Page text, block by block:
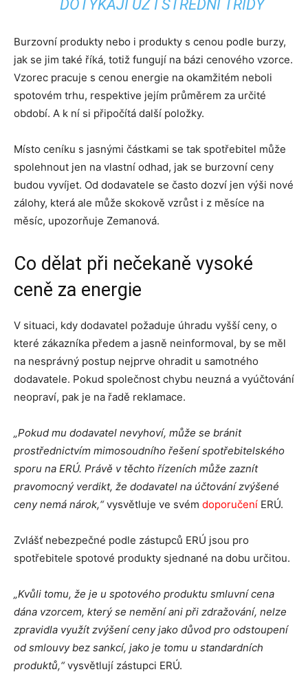
DOTÝKAJÍ UŽ I STŘEDNÍ TŘÍDY
Burzovní produkty nebo i produkty s cenou podle burzy,
jak se jim také říká, totiž fungují na bázi cenového vzorce.
Vzorec pracuje s cenou energie na okamžitém neboli
spotovém trhu, respektive jejím průměrem za určité
období. A k ní si připočítá další položky.
Místo ceníku s jasnými částkami se tak spotřebitel může
spolehnout jen na vlastní odhad, jak se burzovní ceny
budou vyvíjet. Od dodavatele se často dozví jen výši nové
zálohy, která ale může skokově vzrůst i z měsíce na
měsíc, upozorňuje Zemanová.
Co dělat při nečekaně vysoké
ceně za energie
V situaci, kdy dodavatel požaduje úhradu vyšší ceny, o
které zákazníka předem a jasně neinformoval, by se měl
na nesprávný postup nejprve ohradit u samotného
dodavatele. Pokud společnost chybu neuzná a vyúčtování
neopraví, pak je na řadě reklamace.
„Pokud mu dodavatel nevyhoví, může se bránit
prostřednictvím mimosoudního řešení spotřebitelského
sporu na ERÚ. Právě v těchto řízeních může zaznít
pravomocný verdikt, že dodavatel na účtování zvýšené
ceny nemá nárok,“vysvětluje ve svém doporučení ERÚ.
Zvlášť nebezpečné podle zástupců ERÚ jsou pro
spotřebitele spotové produkty sjednané na dobu určitou.
„Kvůli tomu, že je u spotového produktu smluvní cena
dána vzorcem, který se nemění ani při zdražování, nelze
zpravidla využít zvýšení ceny jako důvod pro odstoupení
od smlouvy bez sankcí, jako je tomu u standardních
produktů,“vysvětlují zástupci ERÚ.